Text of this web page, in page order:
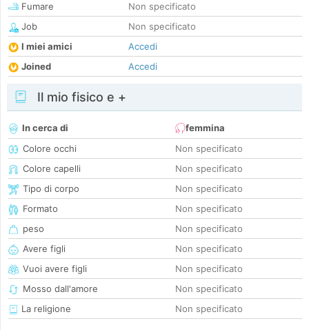
Fumare
Non specificato
Job
Non specificato
I miei amici
Accedi
Joined
Accedi
Il mio fisico e +
In cerca di
femmina
Colore occhi
Non specificato
Colore capelli
Non specificato
Tipo di corpo
Non specificato
Formato
Non specificato
peso
Non specificato
Avere figli
Non specificato
Vuoi avere figli
Non specificato
Mosso dall'amore
Non specificato
La religione
Non specificato